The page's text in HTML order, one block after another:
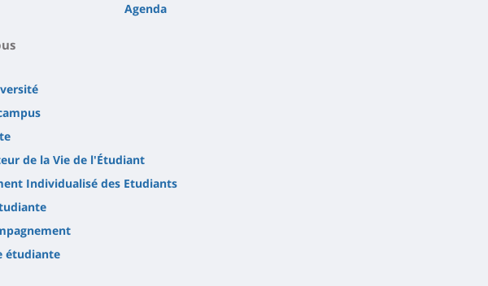
Agenda
de la Vie de l'Étudiant
Individualisé des Etudiants
étudiante